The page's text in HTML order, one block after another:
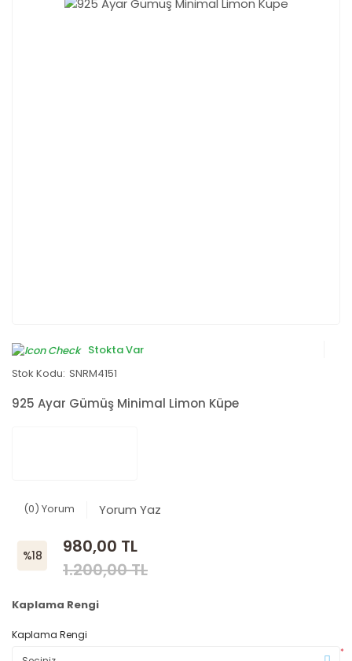
Stokta Var
Stok Kodu: SNRM4151
925 Ayar Gümüş Minimal Limon Küpe
(0) Yorum Yorum Yaz
%18
980,00 TL
1.200,00 TL
Kaplama Rengi
Kaplama Rengi
*